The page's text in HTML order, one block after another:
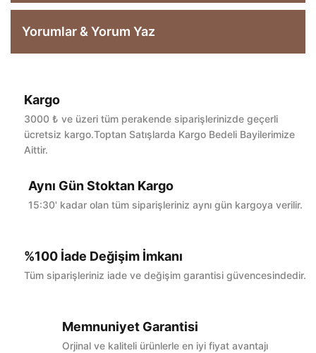
Yorumlar & Yorum Yaz
Bu ürüne ilk yorumu siz yapın!
Kargo
3000 ₺ ve üzeri tüm perakende siparişlerinizde geçerli
ücretsiz kargo.Toptan Satışlarda Kargo Bedeli Bayilerimize
Aittir.
Aynı Gün Stoktan Kargo
15:30' kadar olan tüm siparişleriniz aynı gün kargoya verilir.
%100 İade Değişim İmkanı
Tüm siparişleriniz iade ve değişim garantisi güvencesindedir.
Memnuniyet Garantisi
Orjinal ve kaliteli ürünlerle en iyi fiyat avantajı